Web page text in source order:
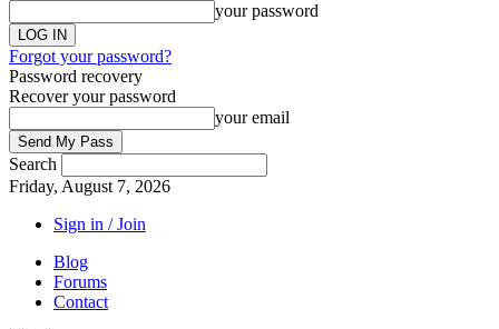
your password
Forgot your password?
Password recovery
Recover your password
your email
Search
Friday, August 7, 2026
Sign in / Join
Blog
Forums
Contact